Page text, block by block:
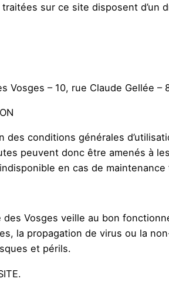
sur ce site disposent d’un
Vosges – 10, rue Claude Gellée
conditions générales
peuvent donc être amenés à
en cas de maintenance
des Vosges veille au bon
la propagation de virus ou la
et périls.